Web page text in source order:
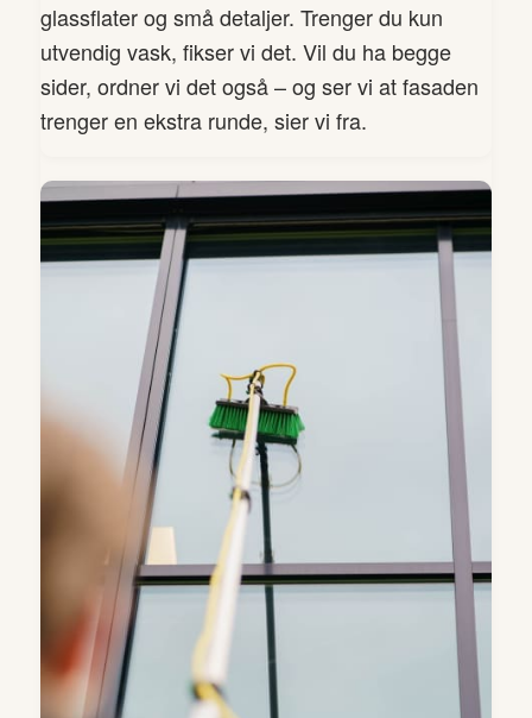
glassflater og små detaljer. Trenger du kun
utvendig vask, fikser vi det. Vil du ha begge
sider, ordner vi det også – og ser vi at fasaden
trenger en ekstra runde, sier vi fra.